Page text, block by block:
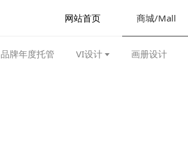
网站首页 商城/Mall
品牌年度托管 VI设计 画册设计